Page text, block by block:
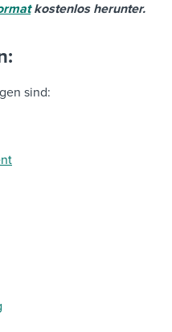
kostenlos herunter.
sind: